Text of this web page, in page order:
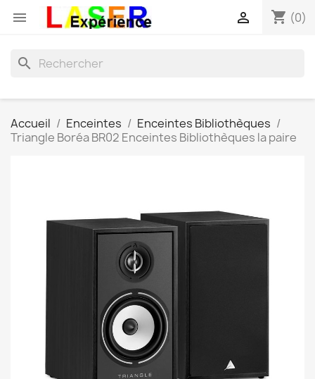
 shopping_cart (0)

search
Accueil Enceintes
Enceintes Bibliothèques
Triangle Boréa BR02 Enceintes Bibliothèques la paire